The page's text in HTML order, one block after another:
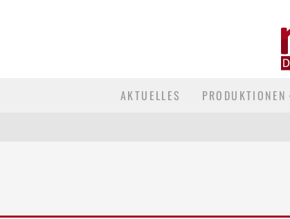
AKTUELLES PRODUKTIONEN